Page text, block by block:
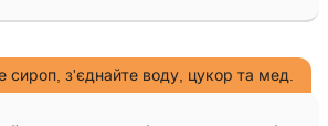
сироп, з'єднайте воду, цукор та мед.